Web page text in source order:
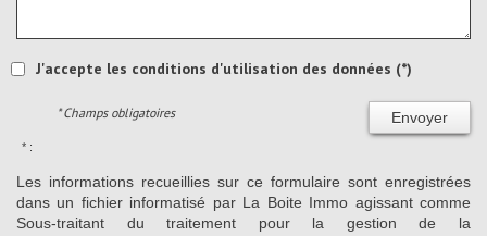
J'accepte les conditions d'utilisation des données (*)
Envoyer
* Champs obligatoires
* :
Les informations recueillies sur ce formulaire sont enregistrées
dans un fichier informatisé par La Boite Immo agissant comme
Sous-traitant du traitement pour la gestion de la